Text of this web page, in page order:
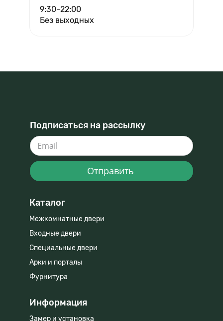
9:30–22:00
Без выходных
Подписаться на рассылку
Отправить
Каталог
Межкомнатные двери
Входные двери
Специальные двери
Арки и порталы
Фурнитура
Информация
Замер и установка